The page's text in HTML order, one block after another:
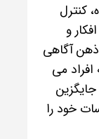
کنترل
و
آگاهی
می
جایگزین
خود را